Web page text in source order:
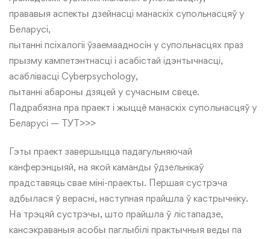
прававыя аспекты дзейнасці манаскіх супольнасцяў у
Беларусі,
пытанні псіхалогіі ўзаемаадносін у супольнасцях праз
прызму кампетэнтнасці і асабістай ідэнтычнасці,
асаблівасці Cyberpsychology,
пытанні абароны дзяцей у сучасным свеце.
Падрабязна пра праект і жыццё манаскіх супольнасцяў у
Беларусі — ТУТ>>>
Гэты праект завершыцца падагульняючай
канферэнцыяй, на якой каманды ўдзельнікаў
прадставяць свае міні-праекты. Першая сустрэча
адбылася ў верасні, наступная прайшла ў кастрычніку.
На трэцяй сустрэчы, што прайшла ў лістападзе,
кансэкраваныя асобы паглыбілі практычныя веды па